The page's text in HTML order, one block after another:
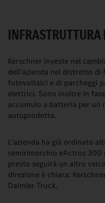
Kerschner investe nel
dell'azienda nel distretto di
fotovoltaici e di parcheggi
elettrici. Sono inoltre in
accumulo a batteria per un
autoprodotta.
L'azienda ha già ordinato
semirimorchio eActros
presto seguirà un altro
direzione è chiara:
Daimler Truck.